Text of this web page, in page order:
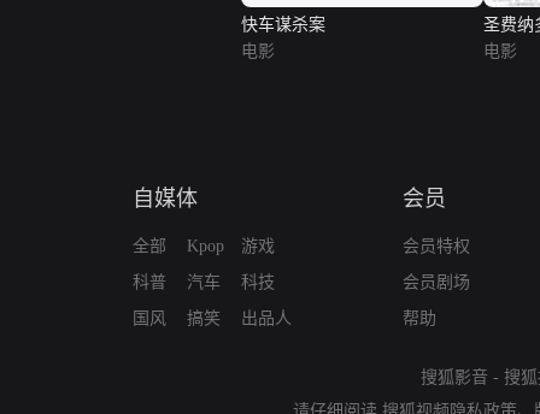
快车谋杀案
电影
圣费纳
电影
自媒体
全部
科普
国风
Kpop
汽车
搞笑
游戏
科技
出品人
会员
会员特权
会员剧场
帮助
搜狐影音 - 搜